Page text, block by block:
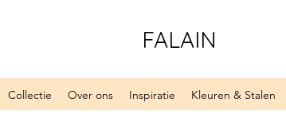
FALAIN
Collectie Over ons Inspiratie Kleuren & Stalen